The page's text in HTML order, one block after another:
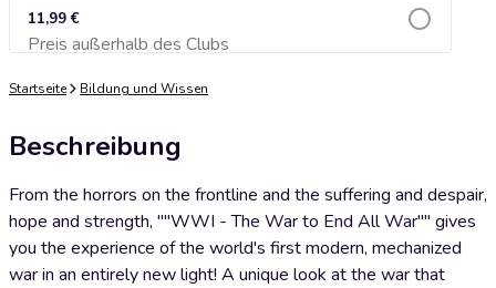
11,99 €
Preis außerhalb des ClubsZum Warenkorb hinzufügen
Startseite Bildung und Wissen
Beschreibung
From the horrors on the frontline and the suffering and despair,
hope and strength, ""WWI - The War to End All War"" gives
you the experience of the world's first modern, mechanized
war in an entirely new light! A unique look at the war that